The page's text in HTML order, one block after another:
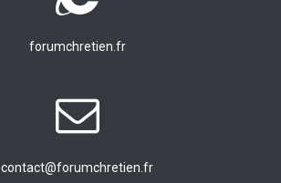
forumchretien.fr
contact@forumchretien.fr